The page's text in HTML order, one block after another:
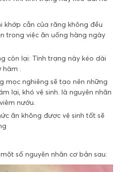
khớp cắn của răng không đều
trong việc ăn uống hàng ngày
còn lại: Tình trạng này kéo dài
hàm .
mọc nghiêng sẽ tạo nên những
lại, khó vệ sinh. là nguyên nhân
nướu.
ăn không được vệ sinh tốt sẽ
số nguyên nhân cơ bản sau: